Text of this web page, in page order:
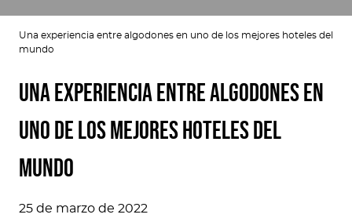
Una experiencia entre algodones en uno de los mejores hoteles del
mundo
Una experiencia entre algodones en
uno de los mejores hoteles del
mundo
25 de marzo de 2022